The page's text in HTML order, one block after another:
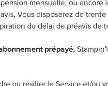
mensuelle, ou encore
Vous disposerez de
du délai de préavis de
prépayé,
ou résilier le Service et/